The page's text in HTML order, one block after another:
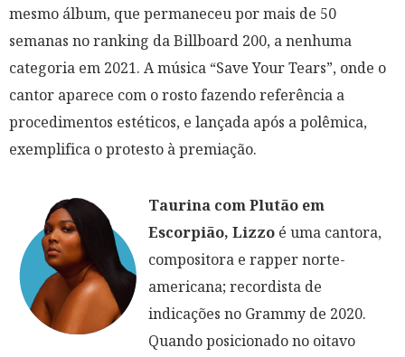
mesmo álbum, que permaneceu por mais de 50
semanas no ranking da Billboard 200, a nenhuma
categoria em 2021. A música “Save Your Tears”, onde o
cantor aparece com o rosto fazendo referência a
procedimentos estéticos, e lançada após a polêmica,
exemplifica o protesto à premiação.
Taurina com Plutão em
Escorpião, Lizzo é uma cantora,
compositora e rapper norte-
americana; recordista de
indicações no Grammy de 2020.
Quando posicionado no oitavo